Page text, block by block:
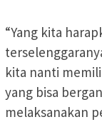
“Yang kita
kita nanti
yang bisa
melaksanakan